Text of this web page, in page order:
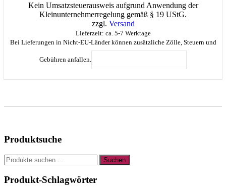
Kein Umsatzsteuerausweis aufgrund Anwendung der
Kleinunternehmerregelung gemäß § 19 UStG.
zzgl. Versand
Lieferzeit: ca. 5-7 Werktage
Bei Lieferungen in Nicht-EU-Länder können zusätzliche Zölle, Steuern und
Gebühren anfallen.
Produktsuche
Suchen
nach:
Suchen
Produkt-Schlagwörter